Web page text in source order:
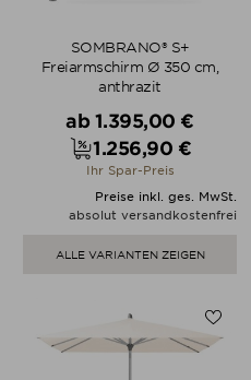
SOMBRANO® S+
Freiarmschirm Ø 350 cm,
anthrazit
Verkaufspreis
ab 1.395,00 €
Preis
1.256,90 €
Ihr Spar-Preis
Preise inkl. ges. MwSt.
absolut versandkostenfrei
ALLE VARIANTEN ZEIGEN